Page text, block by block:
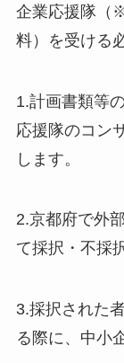
企業応援隊（
料）を受ける
1.計画書類等
応援隊のコン
します。
2.京都府で外
て採択・不採
3.採択された
る際に、中小